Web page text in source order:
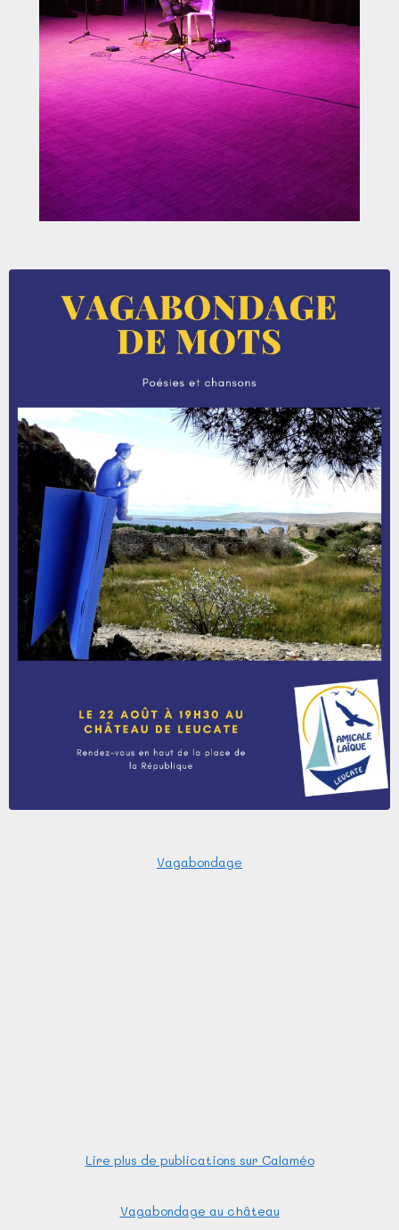
Vagabondage
Lire plus de publications sur Calaméo
Vagabondage au château